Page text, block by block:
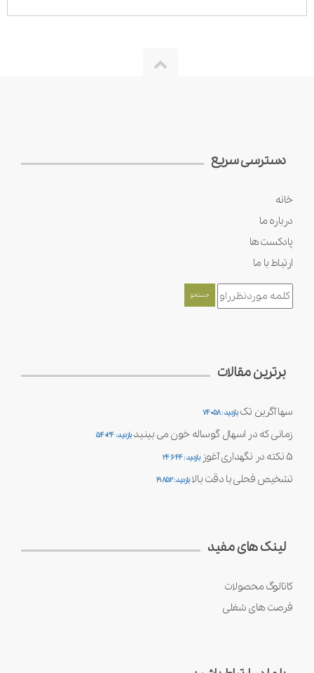
دسترسی سریع
خانه
درباره ما
پادکست ها
ارتباط با ما
برترین مقالات
سها آگرین تک بازدید : 74058
زمانی که در اسهال گوساله خون می بینید بازدید : 54024
5 نکته در نگهداری آغوز بازدید : 24644
تشخیص فحلی با دقت بالا بازدید : 19852
لینک های مفید
کاتالوگ محصولات
فرصت های شغلی